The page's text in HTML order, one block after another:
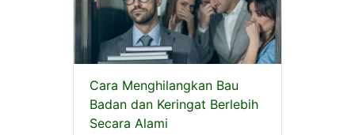
Cara Menghilangkan Bau
Badan dan Keringat Berlebih
Secara Alami